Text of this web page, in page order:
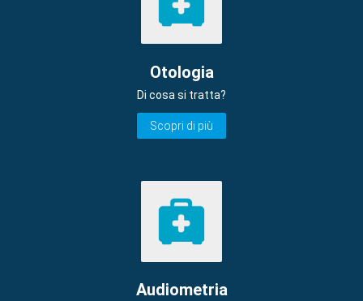
Otologia
Di cosa si tratta?
Scopri di più
Audiometria